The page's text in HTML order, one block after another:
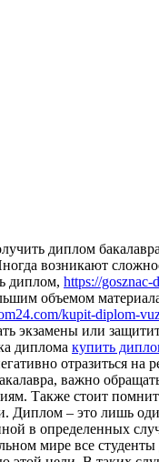
диплoм
возникают
диплом, https://
объемом
kupit-diplom-
экзамены или
диплома купить
отразиться на
важно
Также стоит
Диплом – это лишь
в определенных
мире все